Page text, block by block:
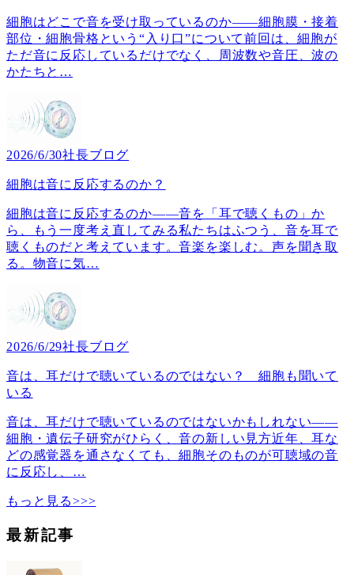
細胞はどこで音を受け取っているのか――細胞膜・接着
部位・細胞骨格という“入り口”について前回は、細胞が
ただ音に反応しているだけでなく、周波数や音圧、波の
かたちと …
2026/6/30社長ブログ
細胞は音に反応するのか？
細胞は音に反応するのか――音を「耳で聴くもの」か
ら、もう一度考え直してみる私たちはふつう、音を耳で
聴くものだと考えています。音楽を楽しむ。声を聞き取
る。物音に気…
2026/6/29社長ブログ
音は、耳だけで聴いているのではない？ 細胞も聞いて
いる
音は、耳だけで聴いているのではないかもしれない――
細胞・遺伝子研究がひらく、音の新しい見方近年、耳な
どの感覚器を通さなくても、細胞そのものが可聴域の音
に反応し、 …
もっと見る>>>
最新記事